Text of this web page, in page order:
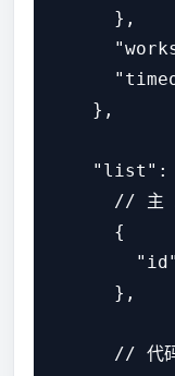
      },
    },
"list":
// 主
      {
      },
// 代